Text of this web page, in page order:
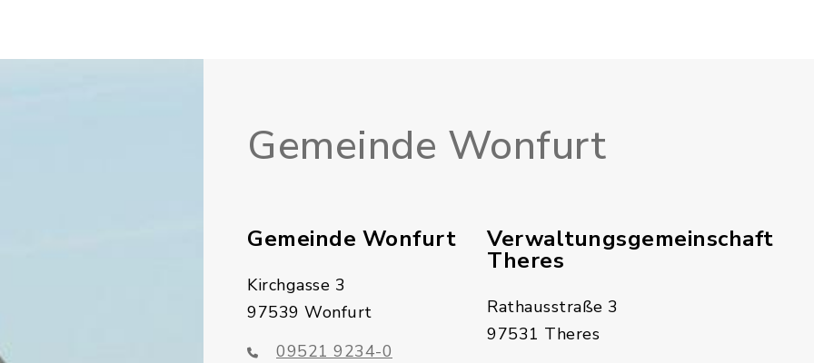
Gemeinde Wonfurt
Gemeinde Wonfurt
Kirchgasse 3
97539 Wonfurt
09521 9234-0
Verwaltungsgemeinschaft
Theres
Rathausstraße 3
97531 Theres